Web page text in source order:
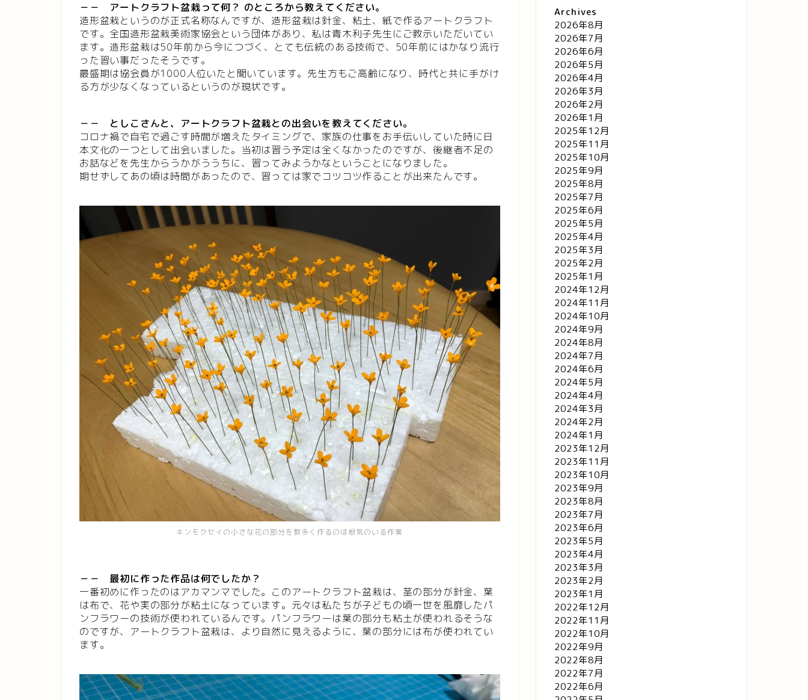
－－ アートクラフト盆栽って何？ のところから教えてください。
造形盆栽というのが正式名称なんですが、造形盆栽は針金、粘土、紙で作るアートクラフト
です。全国造形盆栽美術家協会という団体があり、私は青木利子先生にご教示いただいてい
ます。造形盆栽は50年前から今につづく、とても伝統のある技術で、50年前にはかなり流行
った習い事だったそうです。
最盛期は協会員が1000人位いたと聞いています。先生方もご高齢になり、時代と共に手がけ
る方が少なくなっているというのが現状です。
－－ としこさんと、アートクラフト盆栽との出会いを教えてください。
コロナ禍で自宅で過ごす時間が増えたタイミングで、家族の仕事をお手伝いしていた時に日
本文化の一つとして出会いました。当初は習う予定は全くなかったのですが、後継者不足の
お話などを先生からうかがううちに、習ってみようかなということになりました。
期せずしてあの頃は時間があったので、習っては家でコツコツ作ることが出来たんです。
キンモクセイの小さな花の部分を数多く作るのは根気のいる作業
－－ 最初に作った作品は何でしたか？
一番初めに作ったのはアカマンマでした。このアートクラフト盆栽は、茎の部分が針金、葉
は布で、花や実の部分が粘土になっています。元々は私たちが子どもの頃一世を風靡したパ
ンフラワーの技術が使われているんです。パンフラワーは葉の部分も粘土が使われるそうな
のですが、アートクラフト盆栽は、より自然に見えるように、葉の部分には布が使われてい
ます。
Archives
2026年8月
2026年7月
2026年6月
2026年5月
2026年4月
2026年3月
2026年2月
2026年1月
2025年12月
2025年11月
2025年10月
2025年9月
2025年8月
2025年7月
2025年6月
2025年5月
2025年4月
2025年3月
2025年2月
2025年1月
2024年12月
2024年11月
2024年10月
2024年9月
2024年8月
2024年7月
2024年6月
2024年5月
2024年4月
2024年3月
2024年2月
2024年1月
2023年12月
2023年11月
2023年10月
2023年9月
2023年8月
2023年7月
2023年6月
2023年5月
2023年4月
2023年3月
2023年2月
2023年1月
2022年12月
2022年11月
2022年10月
2022年9月
2022年8月
2022年7月
2022年6月